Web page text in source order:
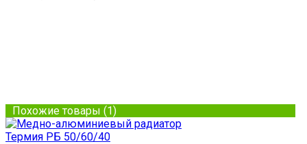
Похожие товары (1)